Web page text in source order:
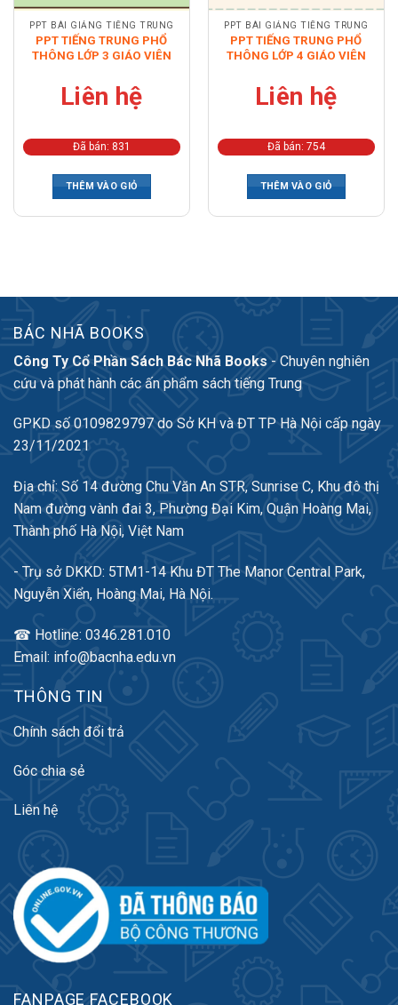
PPT BÀI GIẢNG TIẾNG TRUNG
PPT TIẾNG TRUNG PHỔ
THÔNG LỚP 3 GIÁO VIÊN
Liên hệ
Đã bán: 831
THÊM VÀO GIỎ
PPT BÀI GIẢNG TIẾNG TRUNG
PPT TIẾNG TRUNG PHỔ
THÔNG LỚP 4 GIÁO VIÊN
Liên hệ
Đã bán: 754
THÊM VÀO GIỎ
BÁC NHÃ BOOKS
Công Ty Cổ Phần Sách Bác Nhã Books - Chuyên nghiên
cứu và phát hành các ấn phẩm sách tiếng Trung
GPKD số 0109829797 do Sở KH và ĐT TP Hà Nội cấp ngày
23/11/2021
Địa chỉ: Số 14 đường Chu Văn An STR, Sunrise C, Khu đô thị
Nam đường vành đai 3, Phường Đại Kim, Quận Hoàng Mai,
Thành phố Hà Nội, Việt Nam
- Trụ sở DKKD: 5TM1-14 Khu ĐT The Manor Central Park,
Nguyễn Xiển, Hoàng Mai, Hà Nội.
☎ Hotline: 0346.281.010
Email: info@bacnha.edu.vn
THÔNG TIN
Chính sách đổi trả
Góc chia sẻ
Liên hệ
FANPAGE FACEBOOK